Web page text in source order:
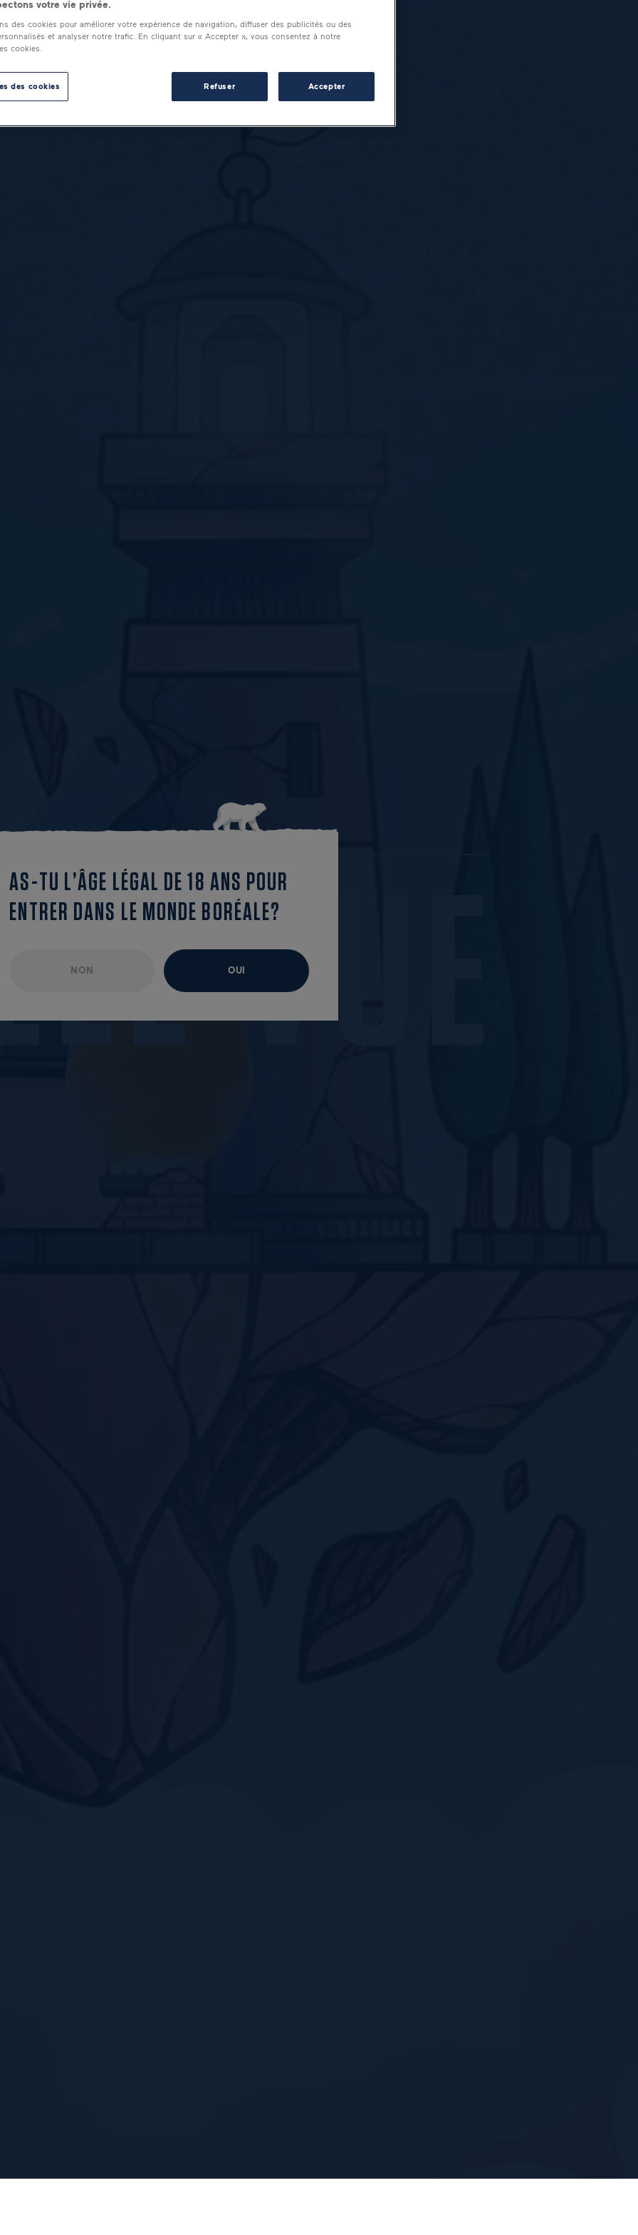
LEVU
AS-TU L’ÂGE LÉGAL DE 18 ANS POUR
ENTRER DANS LE MONDE BORÉALE?
NON OUI
votre vie privée.
des cookies pour améliorer votre expérience de navigation, diffuser des publicités ou des
et analyser notre trafic. En cliquant sur « Accepter », vous consentez à notre
cookies.
Refuser Accepter
des cookies